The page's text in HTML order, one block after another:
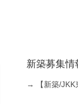
新築募集情
→ 【新築/